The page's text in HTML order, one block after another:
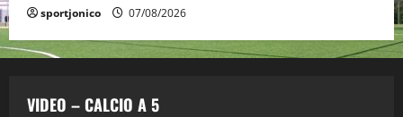
sportjonico 07/08/2026
VIDEO – CALCIO A 5